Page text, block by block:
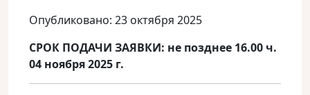
Опубликовано: 23 октября 2025
СРОК ПОДАЧИ ЗАЯВКИ: не позднее 16.00 ч.
04 ноября 2025 г.